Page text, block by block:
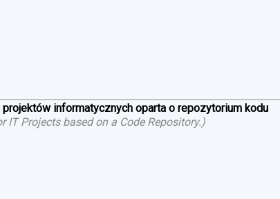
informatycznych oparta o repozytorium kodu
Projects based on a Code Repository. )